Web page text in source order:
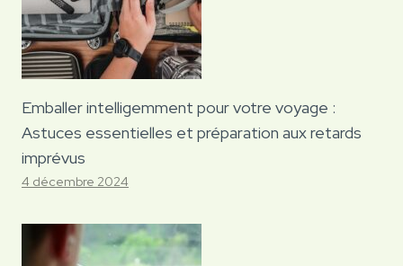
Emballer intelligemment pour votre voyage :
Astuces essentielles et préparation aux retards
imprévus
4 décembre 2024